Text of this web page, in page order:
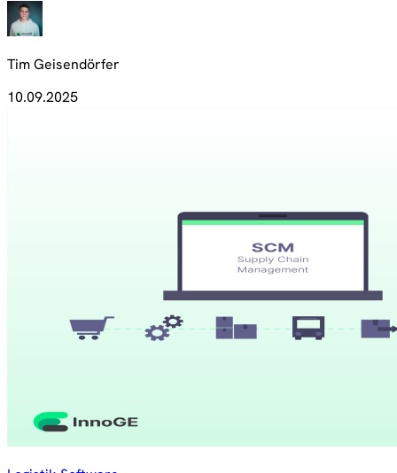
Tim Geisendörfer
10.09.2025